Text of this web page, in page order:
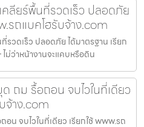
คลียร์พื้นที่รวดเร็ว ปลอดภัย
รถแบคโฮรับจ้าง.com
รวดเร็ว ปลอดภัย ได้มาตรฐาน เรียก
ม่ว่าหน้างานจะแคบหรือดิน
ถม รื้อถอน จบไวในที่เดียว
จ้าง.com
น จบไวในที่เดียว เรียกใช้ www.รถ